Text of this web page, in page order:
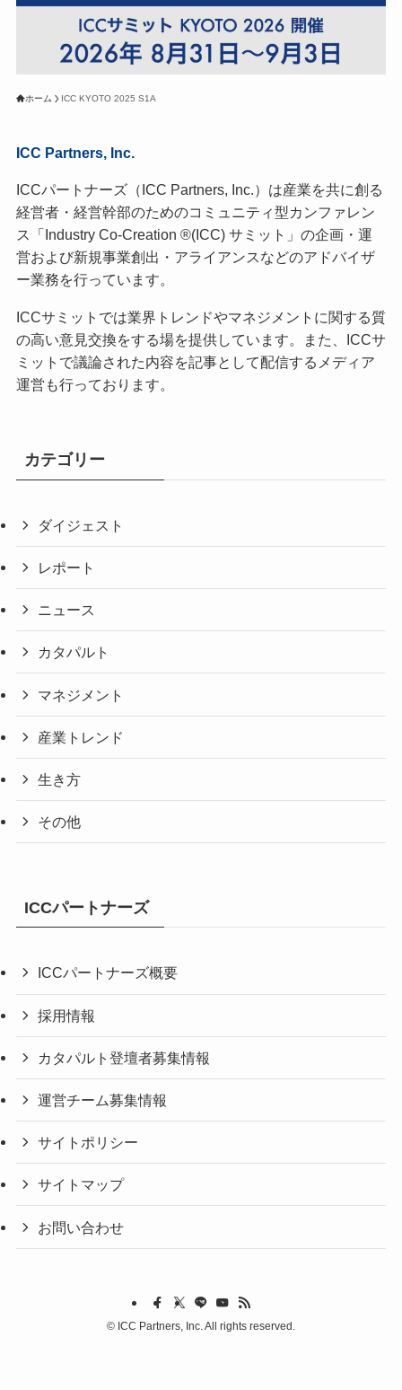
ホーム ICC KYOTO 2025 S1A
ICC Partners, Inc.
ICCパートナーズ（ICC Partners, Inc.）は産業を共に創る
経営者・経営幹部のためのコミュニティ型カンファレン
ス「Industry Co-Creation ®(ICC) サミット」の企画・運
営および新規事業創出・アライアンスなどのアドバイザ
ー業務を行っています。
ICCサミットでは業界トレンドやマネジメントに関する質
の高い意見交換をする場を提供しています。また、ICCサ
ミットで議論された内容を記事として配信するメディア
運営も行っております。
カテゴリー
ダイジェスト
レポート
ニュース
カタパルト
マネジメント
産業トレンド
生き方
その他
ICCパートナーズ
ICCパートナーズ概要
採用情報
カタパルト登壇者募集情報
運営チーム募集情報
サイトポリシー
サイトマップ
お問い合わせ
© ICC Partners, Inc. All rights reserved.